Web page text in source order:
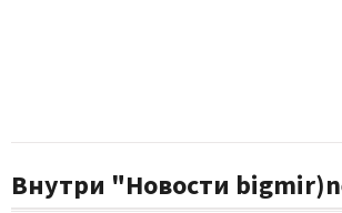
Внутри "Новости